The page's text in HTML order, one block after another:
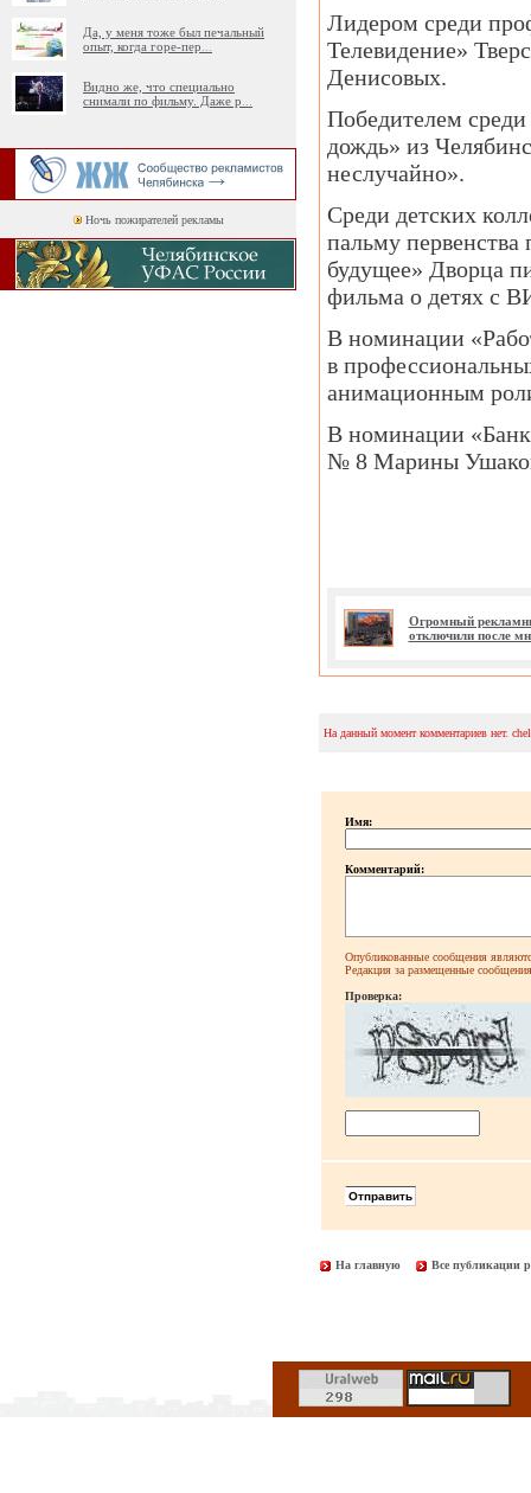
Да, у меня тоже был печальный
опыт, когда горе-пер
Видно же, что специально
снимали по фильму. Даже р
Ночь пожирателей рекламы
Лидером среди
Телевидение»
Денисовых.
Победителем
дождь» из
неслучайно».
Среди детских
пальму первенства
будущее» Дворца
фильма о детях с
В номинации
в
анимационным
В номинации «Банк
№ 8 Марины
Огромный
отключили после
На данный момент комментариев нет.
Имя:
Комментарий:
Опубликованные сообщения
Редакция за размещенные сообщения
Проверка:
На главную Все публикации